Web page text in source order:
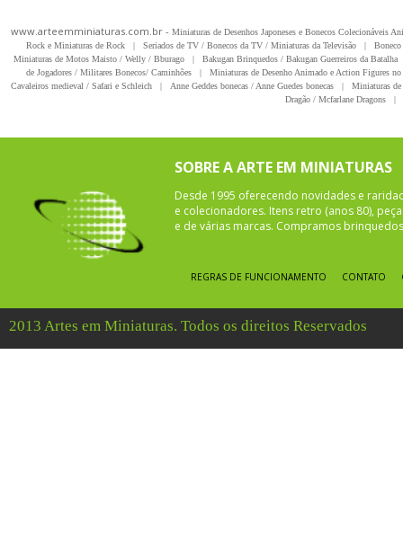
www.arteemminiaturas.com.br - Miniaturas de Desenhos Japoneses e Bonecos Colecionáveis
Rock e Miniaturas de Rock
| Seriados de TV / Bonecos da TV / Miniaturas da Televisão |
Miniaturas de Motos Maisto / Welly / Bburago
| Bakugan Brinquedos / Bakugan Guerreiros da Batalha
de Jogadores / Militares Bonecos/ Caminhões
|
Miniaturas de Desenho Animado e Action Figures
Cavaleiros medieval / Safari e Schleich
| Anne Geddes bonecas / Anne Guedes bonecas |
Miniaturas
Dragão / Mcfarlane Dragons
|
SOBRE A ARTE EM MINIATURAS
Desde 1995 oferecendo novidades e
e colecionadores. Itens retro (anos 80),
e de várias marcas. Compramos
REGRAS DE FUNCIONAMENTO CONTATO
2013 Artes em Miniaturas. Todos os direitos Reservados